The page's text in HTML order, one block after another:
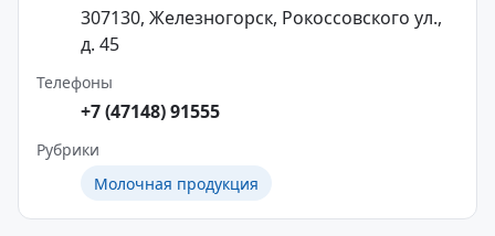
307130, Железногорск, Рокоссовского ул.,
д. 45
Телефоны
+7 (47148) 91555
Рубрики
Молочная продукция